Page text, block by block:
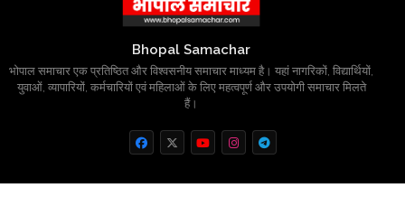
Bhopal Samachar
भोपाल समाचार एक प्रतिष्ठित और विश्वसनीय समाचार माध्यम है। यहां नागरिकों, विद्यार्थियों,
युवाओं, व्यापारियों, कर्मचारियों एवं महिलाओं के लिए महत्वपूर्ण और उपयोगी समाचार मिलते
हैं।